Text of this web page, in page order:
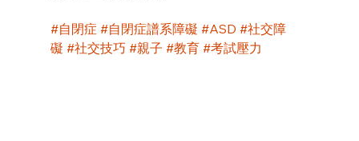
#自閉症 #自閉症譜系障礙 #ASD #社交障
礙 #社交技巧 #親子 #教育 #考試壓力